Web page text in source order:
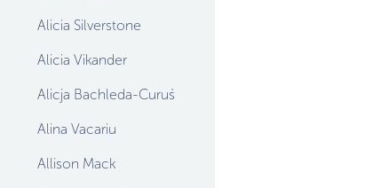
Alicia Silverstone
Alicia Vikander
Alicja Bachleda-Curuś
Alina Vacariu
Allison Mack